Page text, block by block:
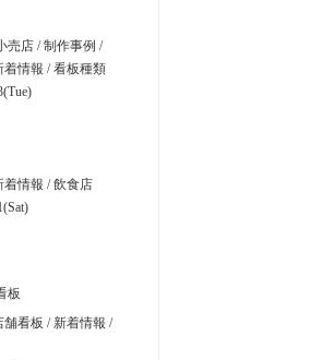
売店 /制作事例 /
着情報 /看板種類
着情報 /飲食店
板
舗看板 /新着情報 /